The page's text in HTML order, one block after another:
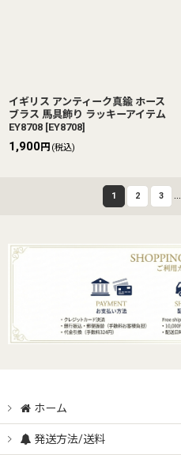
イギリス アンティーク真鍮 ホース
ブラス 馬具飾り ラッキーアイテム
EY8708 [EY8708]
1,900円 (税込)
1 2 3
ホーム
発送方法/送料